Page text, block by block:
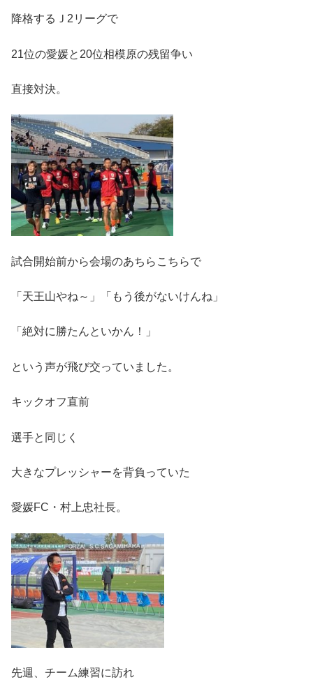
降格するＪ2リーグで
21位の愛媛と20位相模原の残留争い
直接対決。
試合開始前から会場のあちらこちらで
「天王山やね～」「もう後がないけんね」
「絶対に勝たんといかん！」
という声が飛び交っていました。
キックオフ直前
選手と同じく
大きなプレッシャーを背負っていた
愛媛FC・村上忠社長。
先週、チーム練習に訪れ